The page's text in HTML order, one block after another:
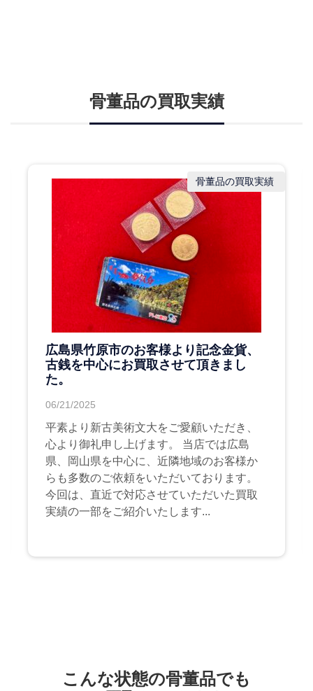
骨董品の買取実績
骨董品の買取実績
広島県竹原市のお客様より記念金貨、
古銭を中心にお買取させて頂きまし
た。
06/21/2025
平素より新古美術文大をご愛顧いただき、
心より御礼申し上げます。 当店では広島
県、岡山県を中心に、近隣地域のお客様か
らも多数のご依頼をいただいております。
今回は、直近で対応させていただいた買取
実績の一部をご紹介いたします...
こんな状態の骨董品でも